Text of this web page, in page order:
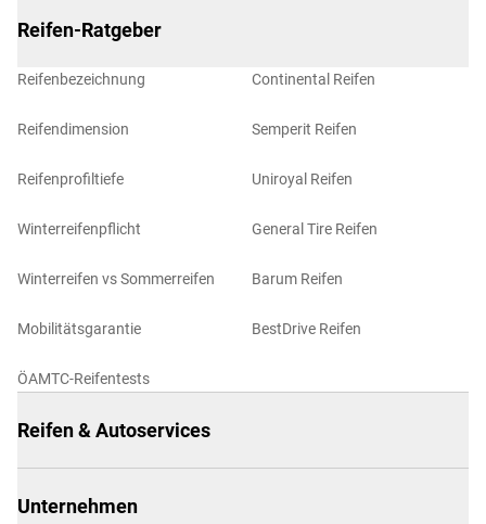
Reifen-Ratgeber
Reifenbezeichnung
Reifendimension
Reifenprofiltiefe
Winterreifenpflicht
Winterreifen vs Sommerreifen
Mobilitätsgarantie
ÖAMTC-Reifentests
Continental Reifen
Semperit Reifen
Uniroyal Reifen
General Tire Reifen
Barum Reifen
BestDrive Reifen
Reifen & Autoservices
Unternehmen